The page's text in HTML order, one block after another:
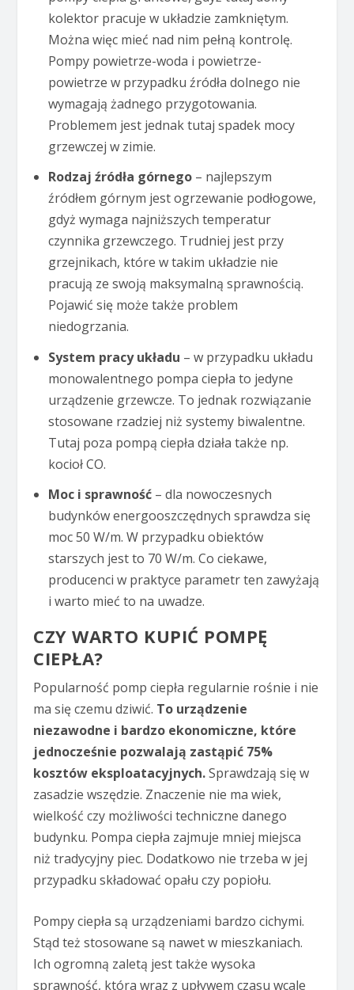
kolektor pracuje w układzie zamkniętym.
Można więc mieć nad nim pełną kontrolę.
Pompy powietrze-woda i powietrze-
powietrze w przypadku źródła dolnego nie
wymagają żadnego przygotowania.
Problemem jest jednak tutaj spadek mocy
grzewczej w zimie.
Rodzaj źródła górnego– najlepszym
źródłem górnym jest ogrzewanie podłogowe,
gdyż wymaga najniższych temperatur
czynnika grzewczego. Trudniej jest przy
grzejnikach, które w takim układzie nie
pracują ze swoją maksymalną sprawnością.
Pojawić się może także problem
niedogrzania.
System pracy układu – w przypadku układu
monowalentnego pompa ciepła to jedyne
urządzenie grzewcze. To jednak rozwiązanie
stosowane rzadziej niż systemy biwalentne.
Tutaj poza pompą ciepła działa także np.
kocioł CO.
Moc i sprawność– dla nowoczesnych
budynków energooszczędnych sprawdza się
moc 50 W/m. W przypadku obiektów
starszych jest to 70 W/m. Co ciekawe,
producenci w praktyce parametr ten zawyżają
i warto mieć to na uwadze.
CZY WARTO KUPIĆ POMPĘ
CIEPŁA?
Popularność pomp ciepła regularnie rośnie i nie
ma się czemu dziwić. To urządzenie
niezawodne i bardzo ekonomiczne, które
jednocześnie pozwalają zastąpić 75%
kosztów eksploatacyjnych.Sprawdzają się w
zasadzie wszędzie. Znaczenie nie ma wiek,
wielkość czy możliwości techniczne danego
budynku. Pompa ciepła zajmuje mniej miejsca
niż tradycyjny piec. Dodatkowo nie trzeba w jej
przypadku składować opału czy popiołu.
Pompy ciepła są urządzeniami bardzo cichymi.
Stąd też stosowane są nawet w mieszkaniach.
Ich ogromną zaletą jest także wysoka
sprawność, która wraz z upływem czasu wcale